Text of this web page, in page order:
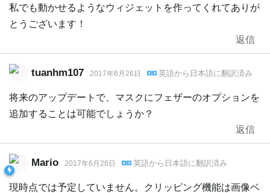
私でも動かせるようなウィジェットを作ってくれてありが
とうございます！
返信
tuanhm107 2017年6月26日 英語から 日本語に翻訳済み
将来のアップデートで、マスクにフェザーのオプションを
追加することは可能でしょうか？
返信
Mario 2017年6月26日 英語から 日本語に翻訳済み
現時点では予定していません。クリッピング機能は画像ベ